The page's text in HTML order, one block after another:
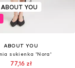
YOU
ABOUT YOU
sukienka 'Nora'
77,16 zł